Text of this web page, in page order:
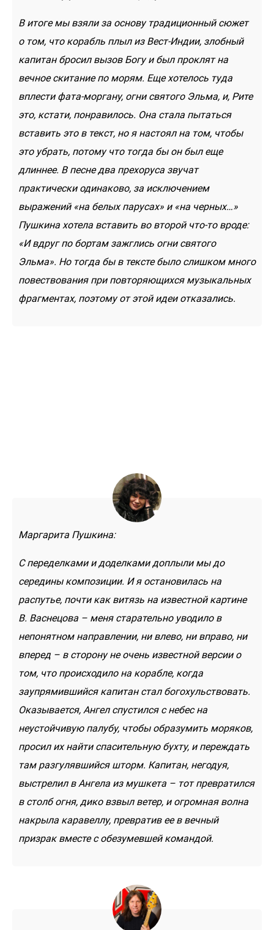
В итоге мы взяли за основу традиционный сюжет
о том, что корабль плыл из Вест-Индии, злобный
капитан бросил вызов Богу и был проклят на
вечное скитание по морям. Еще хотелось туда
вплести фата-моргану, огни святого Эльма, и, Рите
это, кстати, понравилось. Она стала пытаться
вставить это в текст, но я настоял на том, чтобы
это убрать, потому что тогда бы он был еще
длиннее. В песне два прехоруса звучат
практически одинаково, за исключением
выражений «на белых парусах» и «на черных…»
Пушкина хотела вставить во второй что-то вроде:
«И вдруг по бортам зажглись огни святого
Эльма». Но тогда бы в тексте было слишком много
повествования при повторяющихся музыкальных
фрагментах, поэтому от этой идеи отказались.
Маргарита Пушкина:
С переделками и доделками доплыли мы до
середины композиции. И я остановилась на
распутье, почти как витязь на известной картине
В. Васнецова – меня старательно уводило в
непонятном направлении, ни влево, ни вправо, ни
вперед – в сторону не очень известной версии о
том, что происходило на корабле, когда
заупрямившийся капитан стал богохульствовать.
Оказывается, Ангел спустился с небес на
неустойчивую палубу, чтобы образумить моряков,
просил их найти спасительную бухту, и переждать
там разгулявшийся шторм. Капитан, негодуя,
выстрелил в Ангела из мушкета – тот превратился
в столб огня, дико взвыл ветер, и огромная волна
накрыла каравеллу, превратив ее в вечный
призрак вместе с обезумевшей командой.